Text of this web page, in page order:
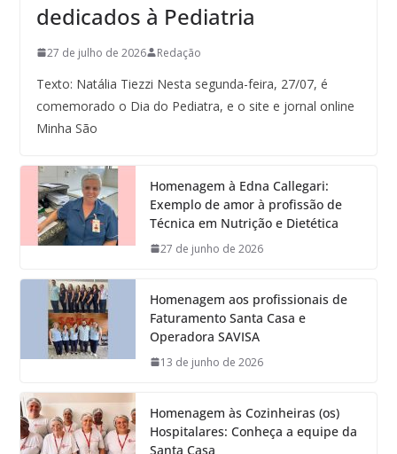
dedicados à Pediatria
27 de julho de 2026 Redação
Texto: Natália Tiezzi Nesta segunda-feira, 27/07, é
comemorado o Dia do Pediatra, e o site e jornal online
Minha São
Homenagem à Edna Callegari:
Exemplo de amor à profissão de
Técnica em Nutrição e Dietética
27 de junho de 2026
Homenagem aos profissionais de
Faturamento Santa Casa e
Operadora SAVISA
13 de junho de 2026
Homenagem às Cozinheiras (os)
Hospitalares: Conheça a equipe da
Santa Casa